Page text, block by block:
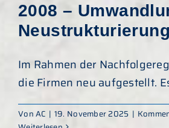
2008 –
Neustrukturierung
Im Rahmen der
die Firmen neu aufgestellt.
VonAC | 19. November 2025 |